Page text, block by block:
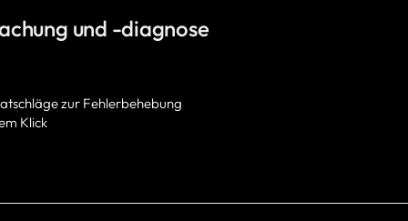
und -diagnose
zur Fehlerbehebung
Klick